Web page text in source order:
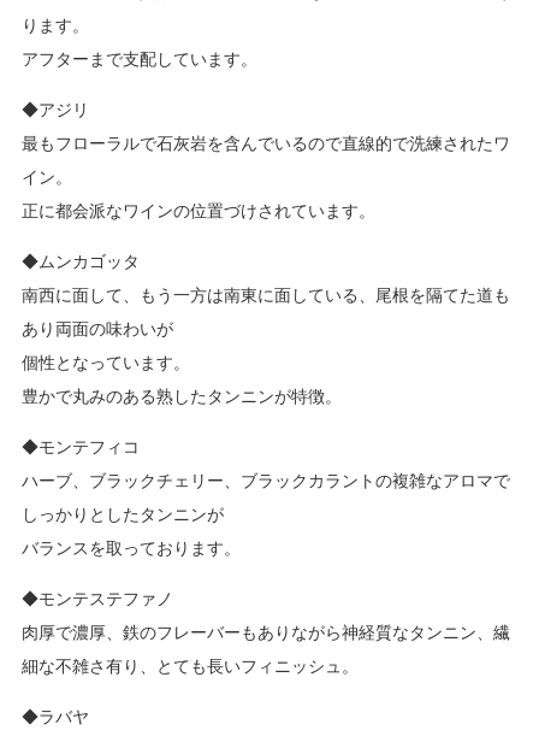
ります。
アフターまで支配しています。
◆アジリ
最もフローラルで石灰岩を含んでいるので直線的で洗練されたワ
イン。
正に都会派なワインの位置づけされています。
◆ムンカゴッタ
南西に面して、もう一方は南東に面している、尾根を隔てた道も
あり両面の味わいが
個性となっています。
豊かで丸みのある熟したタンニンが特徴。
◆モンテフィコ
ハーブ、ブラックチェリー、ブラックカラントの複雑なアロマで
しっかりとしたタンニンが
バランスを取っております。
◆モンテステファノ
肉厚で濃厚、鉄のフレーバーもありながら神経質なタンニン、繊
細な不雑さ有り、とても長いフィニッシュ。
◆ラバヤ